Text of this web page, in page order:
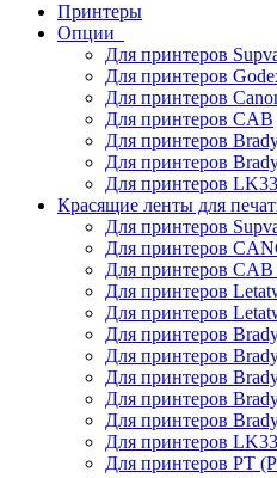
Принтеры
Опции
Для принтеров
Для принтеров
Для принтеров
Для принтеров CAB
Для принтеров
Для принтеров
Для принтеров
Красящие ленты для
Для принтеров
Для принтеров
Для принтеров
Для принтеров
Для принтеров
Для принтеров
Для принтеров
Для принтеров
Для принтеров
Для принтеров
Для принтеров
Для принтеров PT